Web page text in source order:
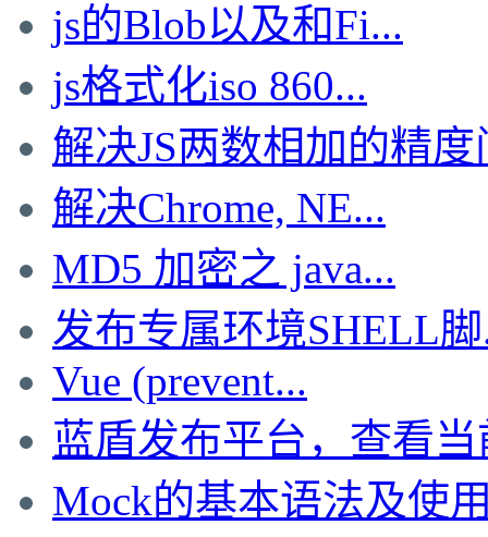
js的Blob以及和Fi...
js格式化iso 860...
解决JS两数相加的精度
解决Chrome, NE...
MD5 加密之 java...
发布专属环境SHELL
Vue (prevent...
蓝盾发布平台，查看当
Mock的基本语法及使